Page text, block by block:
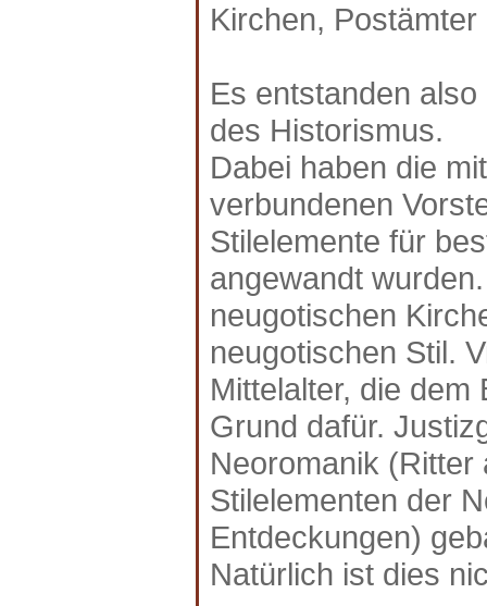
Kirchen,
Es entstanden
des Historismus.
Dabei haben die
verbundenen
Stilelemente für
angewandt
neugotischen
neugotischen Stil.
Mittelalter, die
Grund dafür.
Neoromanik
Stilelementen der
Entdeckungen)
Natürlich ist dies